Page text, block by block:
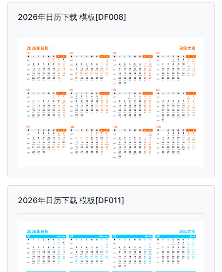
2026年日历下载 模板[DF008]
2026年日历下载 模板[DF011]